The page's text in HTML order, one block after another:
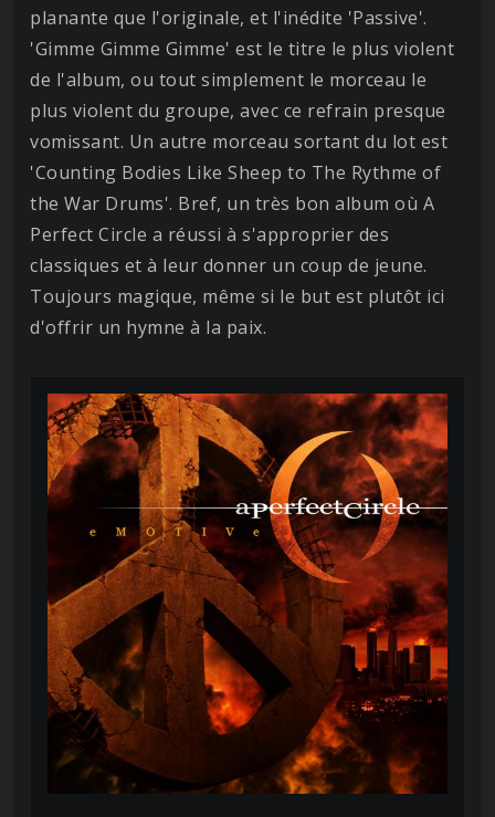
planante que l'originale, et l'inédite 'Passive'.
'Gimme Gimme Gimme' est le titre le plus violent
de l'album, ou tout simplement le morceau le
plus violent du groupe, avec ce refrain presque
vomissant. Un autre morceau sortant du lot est
'Counting Bodies Like Sheep to The Rythme of
the War Drums'. Bref, un très bon album où A
Perfect Circle a réussi à s'approprier des
classiques et à leur donner un coup de jeune.
Toujours magique, même si le but est plutôt ici
d'offrir un hymne à la paix.